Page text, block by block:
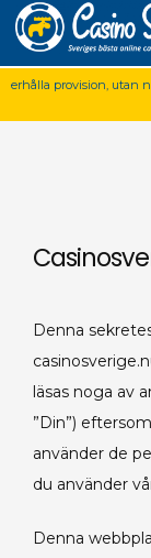
Casinosverige.nu är
Alla rankningar görs
erhålla provision, utan
Denna
läsas noga av
”Din”)
använder de
du använder
Denna